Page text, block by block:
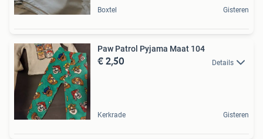
Boxtel Gisteren
Paw Patrol Pyjama Maat 104
€ 2,50 Details
Kerkrade Gisteren